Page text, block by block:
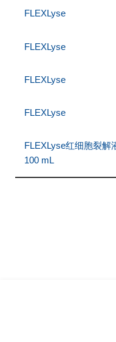
FLEXLyse
FLEXLyse
FLEXLyse
FLEXLyse
FLEXLyse红细胞裂解
100 mL